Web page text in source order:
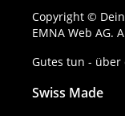
Copyright ©
EMNA Web AG.
Gutes tun - über
Swiss Made